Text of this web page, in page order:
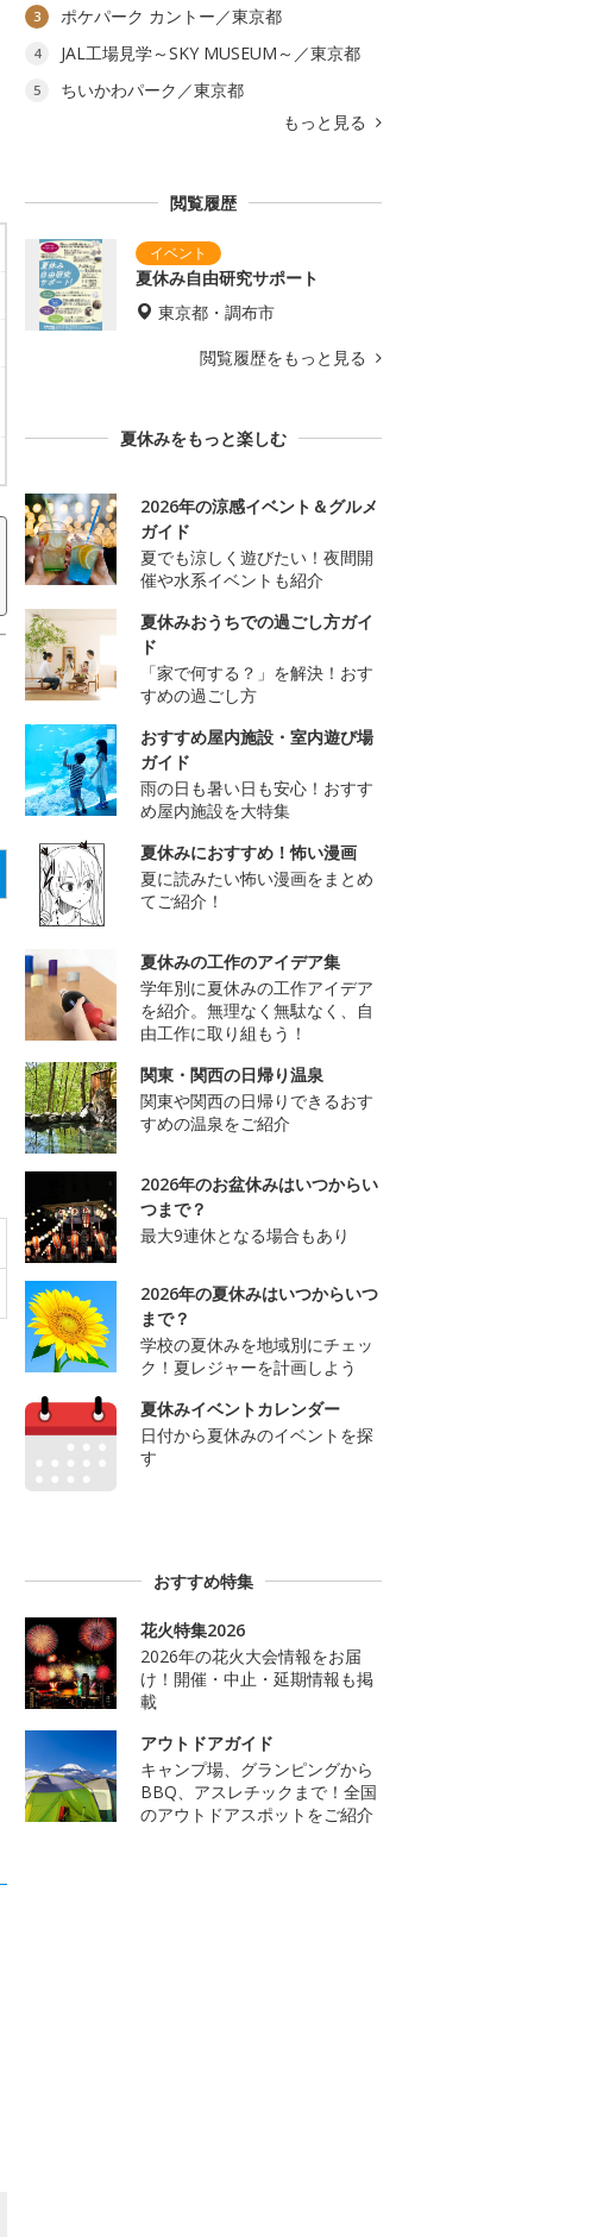
3 ポケパーク カントー／東京都
4 JAL工場見学～SKY MUSEUM～／東京都
5
ちいかわパーク／東京都
もっと見る
閲覧履歴
夏休み自由研究サポート
東京都・調布市
閲覧履歴をもっと見る
夏休みをもっと楽しむ
2026年の涼感イベント＆グルメ
ガイド
夏でも涼しく遊びたい！夜間開
催や水系イベントも紹介
夏休みおうちでの過ごし方ガイ
ド
「家で何する？」を解決！おす
すめの過ごし方
おすすめ屋内施設・室内遊び場
ガイド
雨の日も暑い日も安心！おすす
め屋内施設を大特集
夏休みにおすすめ！怖い漫画
夏に読みたい怖い漫画をまとめ
てご紹介！
夏休みの工作のアイデア集
学年別に夏休みの工作アイデア
を紹介。無理なく無駄なく、自
由工作に取り組もう！
関東・関西の日帰り温泉
関東や関西の日帰りできるおす
すめの温泉をご紹介
2026年のお盆休みはいつからい
つまで？
最大9連休となる場合もあり
2026年の夏休みはいつからいつ
まで？
学校の夏休みを地域別にチェッ
ク！夏レジャーを計画しよう
夏休みイベントカレンダー
日付から夏休みのイベントを探
す
おすすめ特集
花火特集2026
2026年の花火大会情報をお届
け！開催・中止・延期情報も掲
載
アウトドアガイド
キャンプ場、グランピングから
BBQ、アスレチックまで！全国
のアウトドアスポットをご紹介